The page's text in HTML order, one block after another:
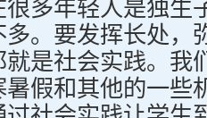
多年轻人是独生
。要发挥长处，
是社会实践。我
假和其他的一些